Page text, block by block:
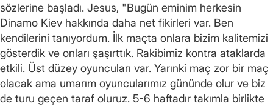
sözlerine başladı. Jesus, "Bugün eminim herkesin
Dinamo Kiev hakkında daha net fikirleri var. Ben
kendilerini tanıyordum. İlk maçta onlara bizim kalitemizi
gösterdik ve onları şaşırttık. Rakibimiz kontra ataklarda
etkili. Üst düzey oyuncuları var. Yarınki maç zor bir maç
olacak ama umarım oyuncularımız gününde olur ve biz
de turu geçen taraf oluruz. 5-6 haftadır takımla birlikte